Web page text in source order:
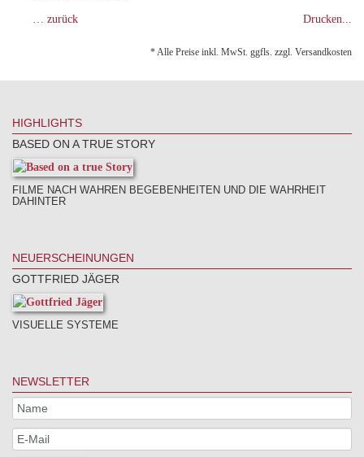
… zurück Drucken...
* Alle Preise inkl. MwSt. ggfls. zzgl. Versandkosten
HIGHLIGHTS
BASED ON A TRUE STORY
FILME NACH WAHREN BEGEBENHEITEN UND DIE WAHRHEIT
DAHINTER
NEUERSCHEINUNGEN
GOTTFRIED JÄGER
VISUELLE SYSTEME
NEWSLETTER